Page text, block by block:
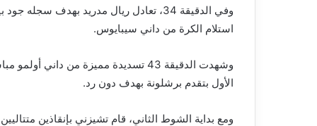
وفي الدقيقة 34، تعادل ريال مدريد بهدف
استلام الكرة من داني سيبايوس.
وشهدت الدقيقة 43 تسديدة مميزة من
الأول بتقدم برشلونة بهدف دون رد.
ومع بداية الشوط الثاني، قام تشيزني بإنقاذين